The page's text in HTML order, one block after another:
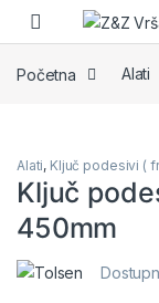
Skip to navigation
Skip to content
Početna Alati
Alati, Ključ podesivi (
Ključ
450mm